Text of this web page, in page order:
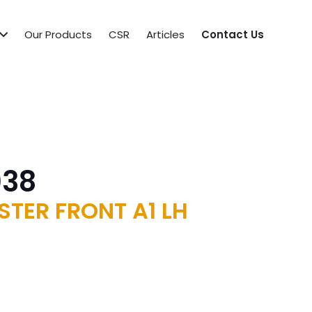
Our Products CSR Articles Contact Us
FRONT A1 LH